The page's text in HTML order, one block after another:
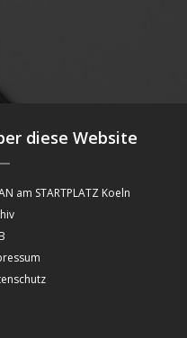
diese Website
am STARTPLATZ Koeln